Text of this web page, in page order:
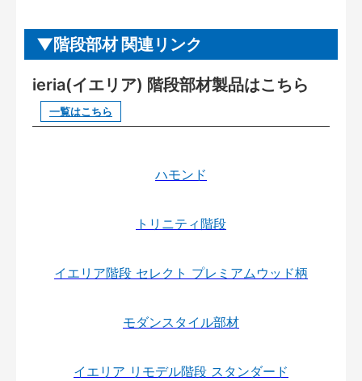
階段部材 関連リンク
ieria(イエリア) 階段部材製品はこちら
一覧はこちら
ハモンド
トリニティ階段
イエリア階段 セレクト プレミアムウッド柄
モダンスタイル部材
イエリア リモデル階段 スタンダード